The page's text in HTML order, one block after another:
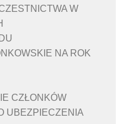
W
NA ROK
CZŁONKÓW
UBEZPIECZENIA